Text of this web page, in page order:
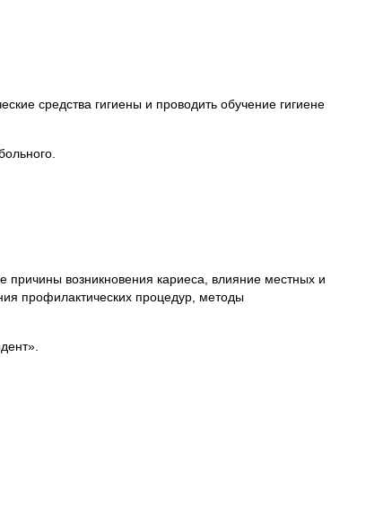
средства гигиены и проводить обучение гигиене
причины возникновения кариеса, влияние местных и
профилактических процедур, методы